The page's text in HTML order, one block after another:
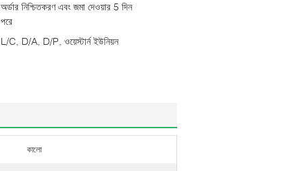
অর্ডার নিশ্চিতকরণ এবং জমা দেওয়ার 5 দিন
পরে
L/C, D/A, D/P, ওয়েস্টার্ন ইউনিয়ন
কালো